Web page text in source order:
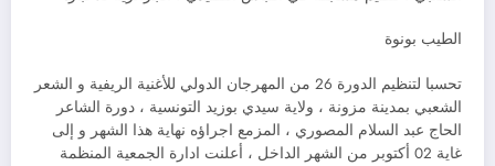
الطيب بونوة
تحسبا لتنظيم الدورة 26 من المهرجان الدولي للأغنية الريفية و الشعر
الشعبي بمدينة مزونة ، ولاية سيدي بوزيد التونسية ، دورة الشاعر
الحاج عبد السلام المصوري ، المزمع اجراؤه نهاية هذا الشهر و إلى
غاية 02 أكتوبر من الشهر الداخل ، أعلنت ادارة الجمعية المنظمة